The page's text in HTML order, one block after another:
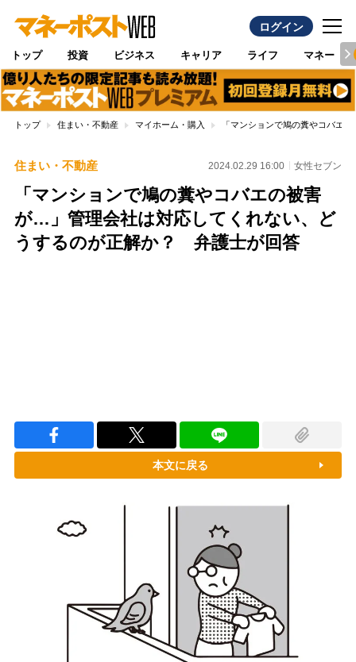
ログイン
トップ 投資 ビジネス キャリア ライフ マネー
トップ 住まい・不動産 マイホーム・購入 「マンションで鳩の糞やコバエ
住まい・不動産 2024.02.29 16:00 女性セブン
「マンションで鳩の糞やコバエの被害
が…」管理会社は対応してくれない、ど
うするのが正解か？ 弁護士が回答
本文に戻る